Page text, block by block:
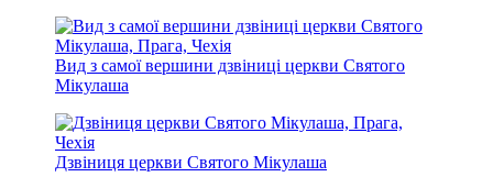
Вид з самої вершини дзвіниці церкви Святого
Мікулаша
Дзвіниця церкви Святого Мікулаша